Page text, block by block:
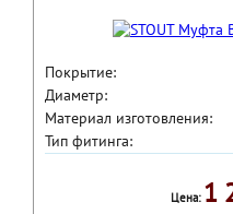
Покрытие:
Диаметр:
Материал изготовления:
Тип фитинга:
Цена: 1